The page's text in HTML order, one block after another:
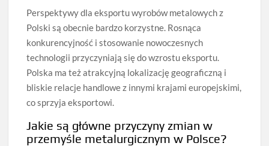
Perspektywy dla eksportu wyrobów metalowych z
Polski są obecnie bardzo korzystne. Rosnąca
konkurencyjność i stosowanie nowoczesnych
technologii przyczyniają się do wzrostu eksportu.
Polska ma też atrakcyjną lokalizację geograficzną i
bliskie relacje handlowe z innymi krajami europejskimi,
co sprzyja eksportowi.
Jakie są główne przyczyny zmian w
przemyśle metalurgicznym w Polsce?